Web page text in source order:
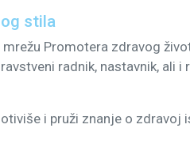
stila
Promotera zdravog
radnik, nastavnik, ali
i pruži znanje o